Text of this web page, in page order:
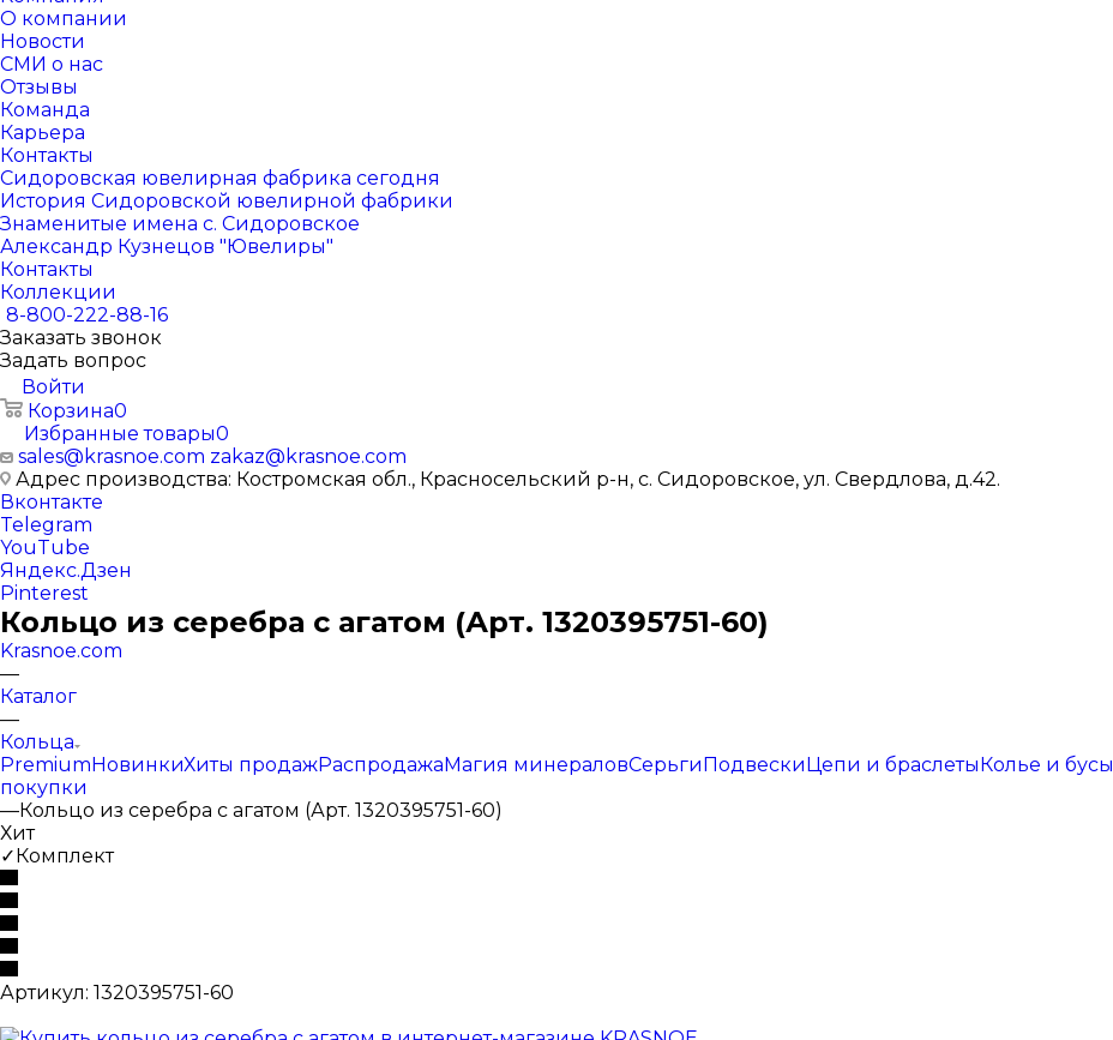
О компании
Новости
СМИ о нас
Отзывы
Команда
Карьера
Контакты
Сидоровская ювелирная фабрика сегодня
История Сидоровской ювелирной фабрики
Знаменитые имена с. Сидоровское
Александр Кузнецов "Ювелиры"
Контакты
Коллекции
8-800-222-88-16
Заказать звонок
Задать вопрос
Войти
Корзина0
Избранные товары0
sales@krasnoe.com zakaz@krasnoe.com
Адрес производства: Костромская обл., Красносельский р-н, с. Сидоровское, ул. Свердлова, д.42.
Вконтакте
Telegram
YouTube
Яндекс.Дзен
Pinterest
Кольцо из серебра с агатом (Арт. 1320395751-60)
Krasnoe.com
—
Каталог
—
Кольца
PremiumНовинкиХиты продажРаспродажаМагия минераловСерьгиПодвескиЦепи и браслетыКолье и бусы
покупки
—Кольцо из серебра с агатом (Арт. 1320395751-60)
Хит
✓Комплект
Артикул: 1320395751-60